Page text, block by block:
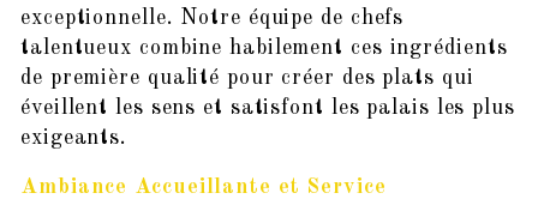
exceptionnelle. Notre équipe de chefs
talentueux combine habilement ces ingrédients
de première qualité pour créer des plats qui
éveillent les sens et satisfont les palais les plus
exigeants.
Ambiance Accueillante et Service